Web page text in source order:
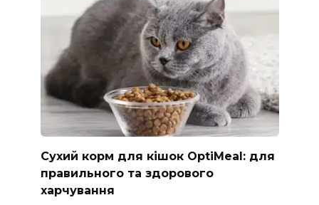
Сухий корм для кішок OptiMeal: для
правильного та здорового
харчування